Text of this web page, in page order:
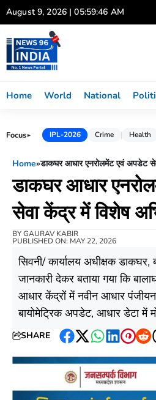
Skip
to
content
August 9, 2026 | 05:59:46 AM
Home World National
Focus► IPL-2026 Crime Health
Home»डाकघर आधार एनरोलमेंट एवं अपडेट
डाकघर आधार
सेवा केंद्र में विशेष
BYGAURAV KABIR
PUBLISHED ON: MAY 22, 2026
सिवनी/ कार्यालय अधीक्षक डाकघर,
जानकारी देकर बताया गया कि
आधार केंद्रों में नवीन आधार
बायोमेट्रिक अपडेट, आधार डेटा में
SHARE
Facebook
Twitter
WhatsApp
LinkedIn